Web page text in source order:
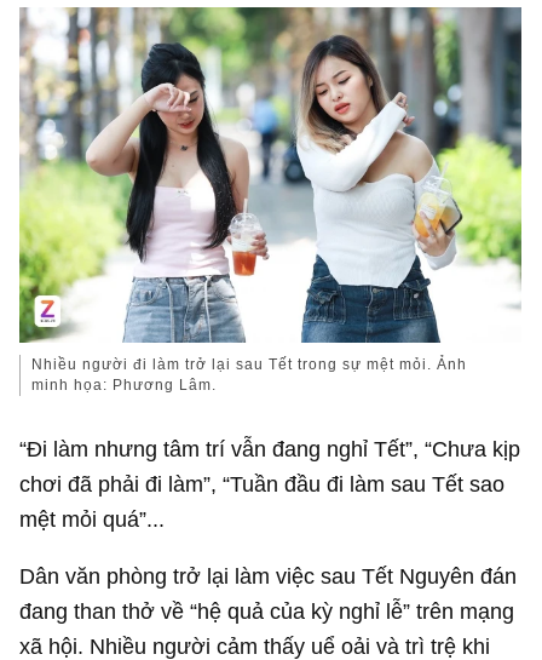
Nhiều người đi làm trở lại sau Tết trong sự mệt mỏi. Ảnh
minh họa: Phương Lâm.
“Đi làm nhưng tâm trí vẫn đang nghỉ Tết”, “Chưa kịp
chơi đã phải đi làm”, “Tuần đầu đi làm sau Tết sao
mệt mỏi quá”...
Dân văn phòng trở lại làm việc sau Tết Nguyên đán
đang than thở về “hệ quả của kỳ nghỉ lễ” trên mạng
xã hội. Nhiều người cảm thấy uể oải và trì trệ khi